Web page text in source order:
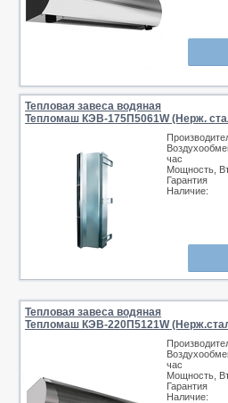
Тепловая завеса водяная
Тепломаш КЭВ-175П5061W (Нерж.
час
Мощность,
Гарантия
Наличие:
Тепловая завеса водяная
Тепломаш КЭВ-220П5121W
час
Мощность,
Гарантия
Наличие: